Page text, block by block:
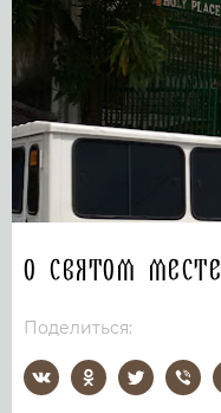
О святом месте
Поделиться: